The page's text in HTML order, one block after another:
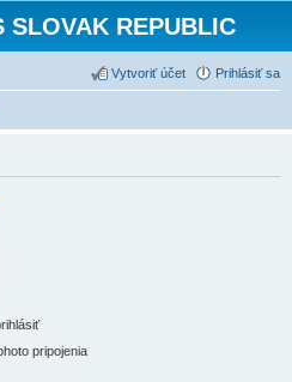
SLOVAK REPUBLIC
Prihlásiť sa
Vytvoriť účet
pripojenia